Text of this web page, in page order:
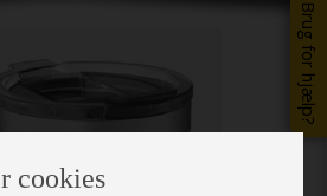
Brug for hjælp?
cookies